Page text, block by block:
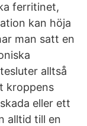
ferritinet,
kan höja
man satt en
alltså
kroppens
eller ett
alltid till en